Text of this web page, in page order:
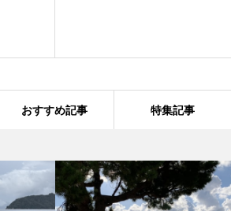
おすすめ記事 特集記事